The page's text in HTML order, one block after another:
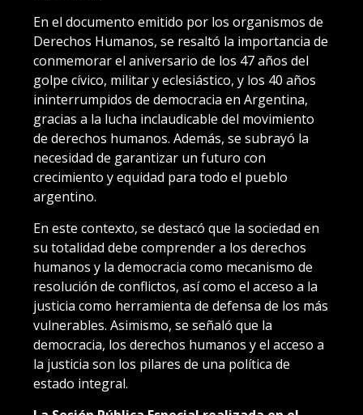
En el documento emitido por los organismos de
Derechos Humanos, se resaltó la importancia de
conmemorar el aniversario de los 47 años del
golpe cívico, militar y eclesiástico, y los 40 años
ininterrumpidos de democracia en Argentina,
gracias a la lucha inclaudicable del movimiento
de derechos humanos. Además, se subrayó la
necesidad de garantizar un futuro con
crecimiento y equidad para todo el pueblo
argentino.
En este contexto, se destacó que la sociedad en
su totalidad debe comprender a los derechos
humanos y la democracia como mecanismo de
resolución de conflictos, así como el acceso a la
justicia como herramienta de defensa de los más
vulnerables. Asimismo, se señaló que la
democracia, los derechos humanos y el acceso a
la justicia son los pilares de una política de
estado integral.